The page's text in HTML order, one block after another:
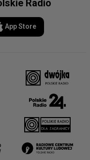
Radio
App Store